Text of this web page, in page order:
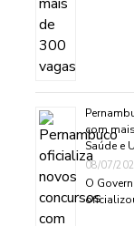
com
Saúde e
08/07/
O